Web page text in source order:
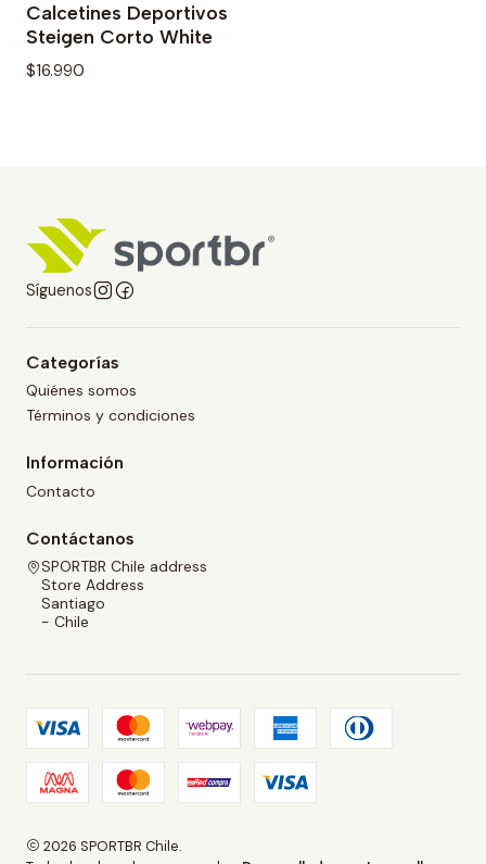
Calcetines Deportivos
Steigen Corto White
$16.990
Síguenos
Categorías
Quiénes somos
Términos y condiciones
Información
Contacto
Contáctanos
SPORTBR Chile address
Store Address
Santiago
- Chile
2026 SPORTBR Chile.